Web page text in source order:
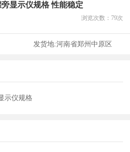
显示仪规格 性能稳定
浏览次数： 79次
发货地:河南省郑州中原区
示仪规格